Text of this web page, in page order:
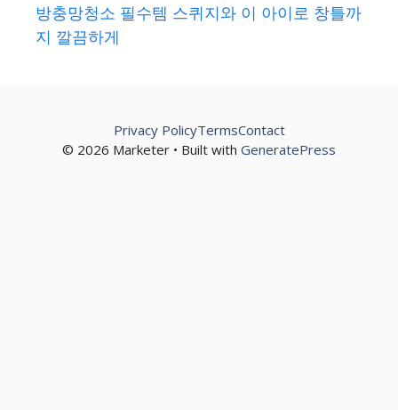
방충망청소 필수템 스퀴지와 이 아이로 창틀까
지 깔끔하게
© 2026 Marketer • Built with GeneratePress
Privacy PolicyTermsContact